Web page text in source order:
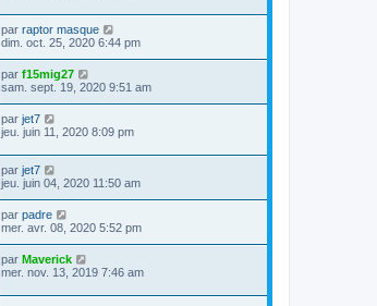
par raptor masque
dim. oct. 25, 2020 6:44 pm
par f15mig27
sam. sept. 19, 2020 9:51 am
par jet7
jeu. juin 11, 2020 8:09 pm
par jet7
jeu. juin 04, 2020 11:50 am
par padre
mer. avr. 08, 2020 5:52 pm
par Maverick
mer. nov. 13, 2019 7:46 am